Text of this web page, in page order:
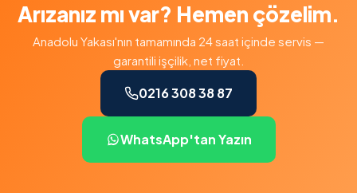
Arızanız mı var? Hemen çözelim.
Anadolu Yakası'nın tamamında 24 saat içinde servis —
garantili işçilik, net fiyat.
0216 308 38 87
WhatsApp'tan Yazın